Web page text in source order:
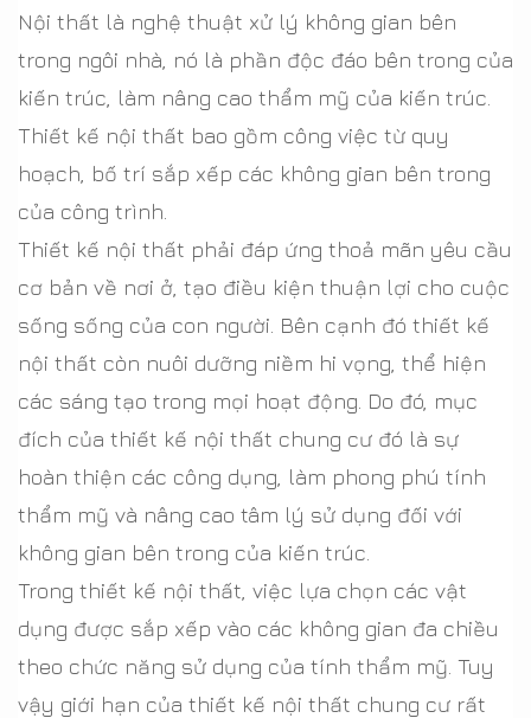
Nội thất là nghệ thuật xử lý không gian bên
trong ngôi nhà, nó là phần độc đáo bên trong của
kiến trúc, làm nâng cao thẩm mỹ của kiến trúc.
Thiết kế nội thất bao gồm công việc từ quy
hoạch, bố trí sắp xếp các không gian bên trong
của công trình.
Thiết kế nội thất phải đáp ứng thoả mãn yêu cầu
cơ bản về nơi ở, tạo điều kiện thuận lợi cho cuộc
sống sống của con người. Bên cạnh đó thiết kế
nội thất còn nuôi dưỡng niềm hi vọng, thể hiện
các sáng tạo trong mọi hoạt động. Do đó, mục
đích của thiết kế nội thất chung cư đó là sự
hoàn thiện các công dụng, làm phong phú tính
thẩm mỹ và nâng cao tâm lý sử dụng đối với
không gian bên trong của kiến trúc.
Trong thiết kế nội thất, việc lựa chọn các vật
dụng được sắp xếp vào các không gian đa chiều
theo chức năng sử dụng của tính thẩm mỹ. Tuy
vậy giới hạn của thiết kế nội thất chung cư rất